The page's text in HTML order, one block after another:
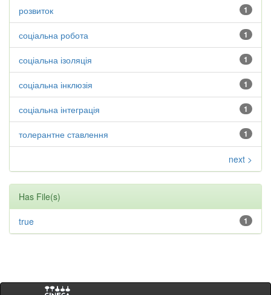
1
розвиток
1
соціальна робота
1
соціальна ізоляція
1
соціальна інклюзія
1
соціальна інтеграція
1
толерантне ставлення
next >
Has File(s)
1
true